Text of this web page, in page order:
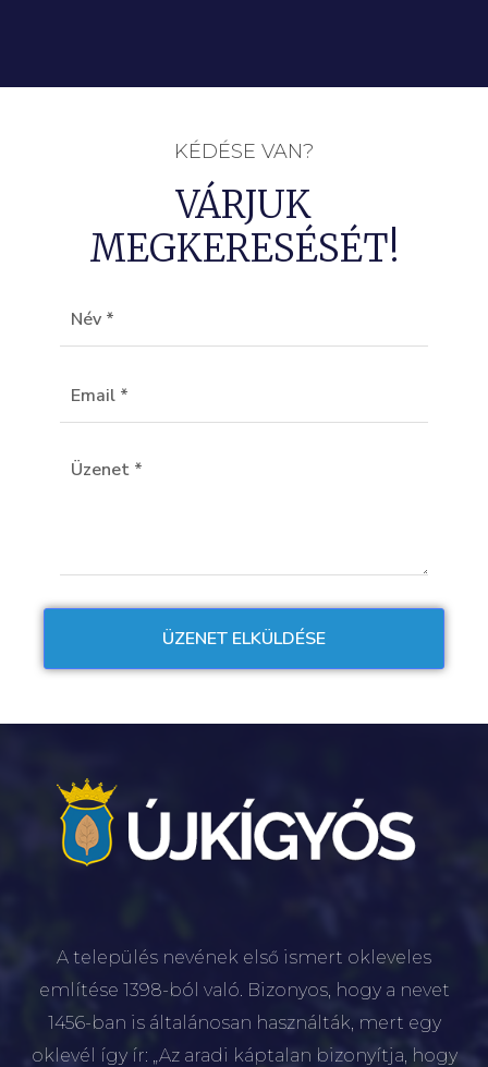
KÉDÉSE VAN?
VÁRJUK
MEGKERESÉSÉT!
A település nevének első ismert okleveles
említése 1398-ból való. Bizonyos, hogy a nevet
1456-ban is általánosan használták, mert egy
oklevél így ír: „Az aradi káptalan bizonyítja, hogy